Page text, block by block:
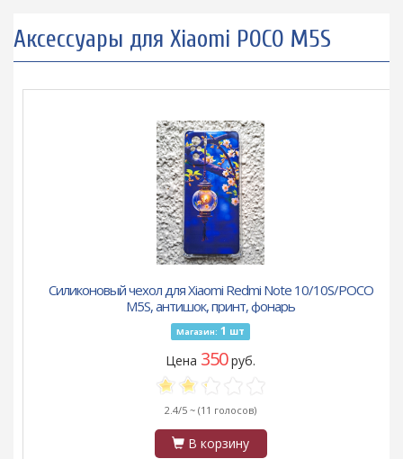
Аксессуары для Xiaomi POCO M5S
Силиконовый чехол для Xiaomi Redmi Note 10/10S/POCO
M5S, антишок, принт, фонарь
Магазин: 1 шт
Цена 350руб.
2.4/5 ~ (11 голосов)
В корзину